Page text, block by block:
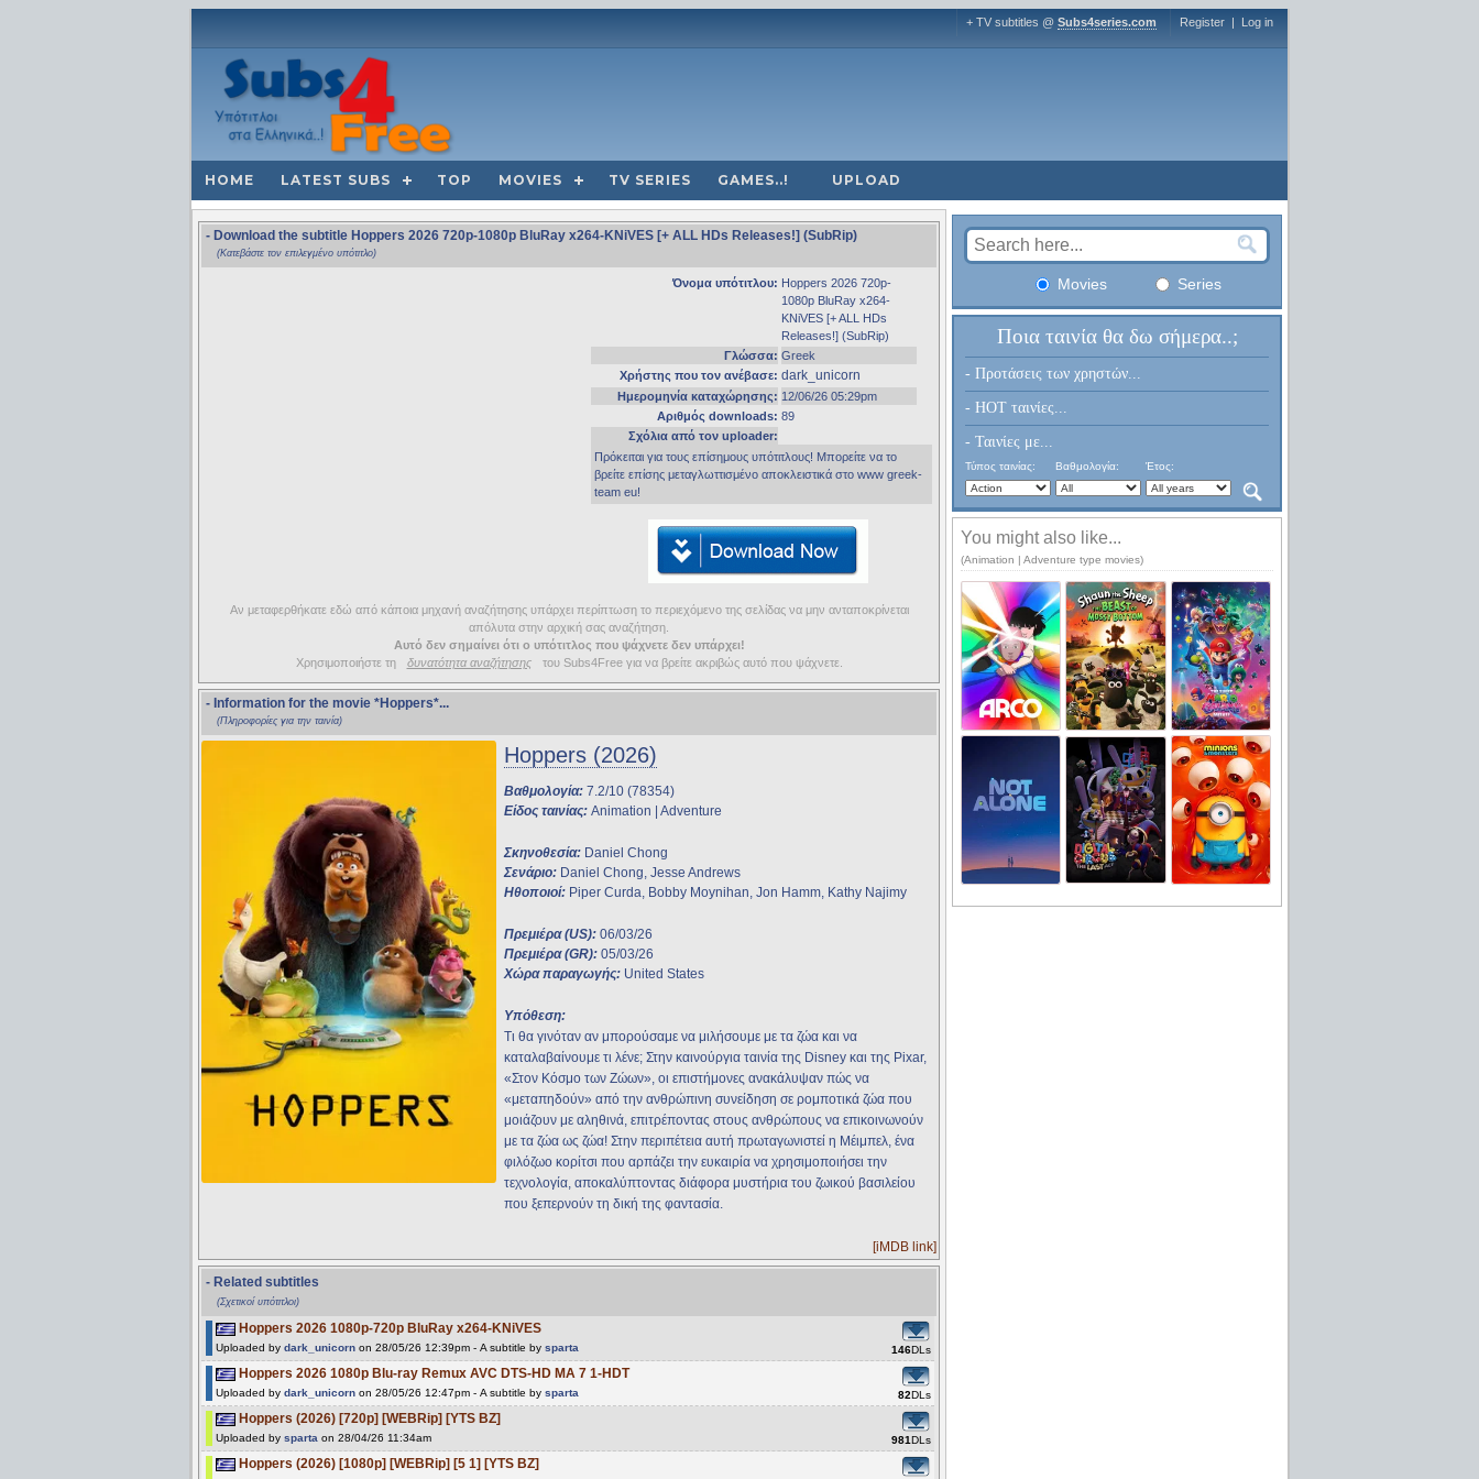
+ TV subtitles @ Subs4series.com Register | Log in
HOME LATEST SUBS TOP MOVIES TV SERIES GAMES..! UPLOAD
- Download the subtitle Hoppers 2026 720p-1080p BluRay x264-KNiVES [+ ALL HDs Releases!] (SubRip)
(Κατεβάστε τον επιλεγμένο υπότιτλο)
Όνομα υπότιτλου: Hoppers 2026 720p-
1080p BluRay x264-
KNiVES [+ ALL HDs
Releases!] (SubRip)
Γλώσσα: Greek
Χρήστης που τον ανέβασε: dark_unicorn
Ημερομηνία καταχώρησης: 12/06/26 05:29pm
Αριθμός downloads: 89
Σχόλια από τον uploader:
Πρόκειται για τους επίσημους υπότιτλους! Μπορείτε να το
βρείτε επίσης μεταγλωττισμένο αποκλειστικά στο www greek-
team eu!
Αν μεταφερθήκατε εδώ από κάποια μηχανή αναζήτησης υπάρχει περίπτωση το περιεχόμενο της σελίδας να μην ανταποκρίνεται
απόλυτα στην αρχική σας αναζήτηση.
Αυτό δεν σημαίνει ότι ο υπότιτλος που ψάχνετε δεν υπάρχει!
Χρησιμοποιήστε τη
δυνατότητα αναζήτησης του Subs4Free για να βρείτε ακριβώς αυτό που ψάχνετε.
- Information for the movie *Hoppers*...
(Πληροφορίες για την ταινία)
Hoppers (2026)
Βαθμολογία: 7.2/10 (78354)
Είδος ταινίας: Animation | Adventure
Σκηνοθεσία: Daniel Chong
Σενάριο: Daniel Chong, Jesse Andrews
Ηθοποιοί: Piper Curda, Bobby Moynihan, Jon Hamm, Kathy Najimy
Πρεμιέρα (US): 06/03/26
Πρεμιέρα (GR): 05/03/26
Χώρα παραγωγής: United States
Υπόθεση:
Τι θα γινόταν αν μπορούσαμε να μιλήσουμε με τα ζώα και να
καταλαβαίνουμε τι λένε; Στην καινούργια ταινία της Disney και της Pixar,
«Στον Κόσμο των Ζώων», οι επιστήμονες ανακάλυψαν πώς να
«μεταπηδούν» από την ανθρώπινη συνείδηση σε ρομποτικά ζώα που
μοιάζουν με αληθινά, επιτρέποντας στους ανθρώπους να επικοινωνούν
με τα ζώα ως ζώα! Στην περιπέτεια αυτή πρωταγωνιστεί η Μέιμπελ, ένα
φιλόζωο κορίτσι που αρπάζει την ευκαιρία να χρησιμοποιήσει την
τεχνολογία, αποκαλύπτοντας διάφορα μυστήρια του ζωικού βασιλείου
που ξεπερνούν τη δική της φαντασία.
[iMDB link]
- Related subtitles
(Σχετικοί υπότιτλοι)
Hoppers 2026 1080p-720p BluRay x264-KNiVES
Uploaded by dark_unicorn on 28/05/26 12:39pm - A subtitle by sparta 146DLs
Hoppers 2026 1080p Blu-ray Remux AVC DTS-HD MA 7 1-HDT
Uploaded by dark_unicorn on 28/05/26 12:47pm - A subtitle by sparta 82DLs
Hoppers (2026) [720p] [WEBRip] [YTS BZ]
Uploaded by sparta on 28/04/26 11:34am 981DLs
Hoppers (2026) [1080p] [WEBRip] [5 1] [YTS BZ]
Movies Series
Ποια ταινία θα δω σήμερα..;
- Προτάσεις των χρηστών...
- HOT ταινίες...
- Ταινίες με...
Τύπος ταινίας: Βαθμολογία: Έτος:
You might also like...
(Animation | Adventure type movies)